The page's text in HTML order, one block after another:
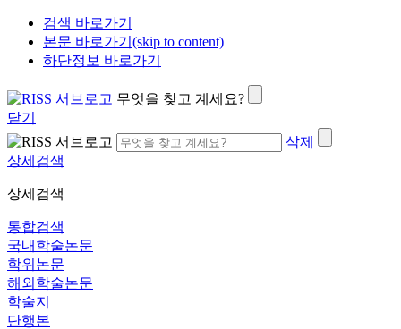
검색 바로가기
본문 바로가기(skip to content)
하단정보 바로가기
무엇을 찾고 계세요?
닫기
삭제
상세검색
상세검색
통합검색
국내학술논문
학위논문
해외학술논문
학술지
단행본